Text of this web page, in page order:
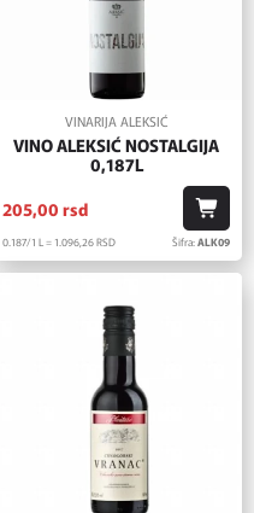
VINARIJA ALEKSIĆ
VINO ALEKSIĆ NOSTALGIJA
0,187L
205,00 rsd
0.187/1 L = 1.096,26RSD Šifra:ALK09